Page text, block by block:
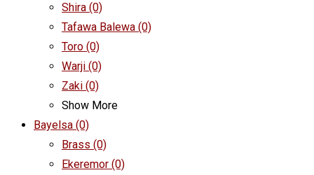
Shira (0)
Tafawa Balewa (0)
Toro (0)
Warji (0)
Zaki (0)
Show More
Bayelsa (0)
Brass (0)
Ekeremor (0)